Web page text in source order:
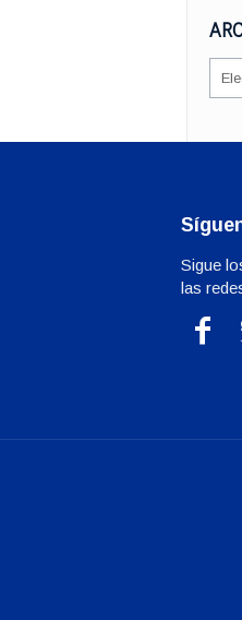
Sigue
las